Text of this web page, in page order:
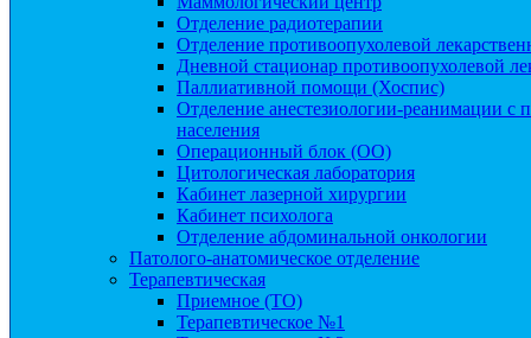
Отделение радиотерапии
Отделение противоопухолевой
Дневной стационар противоопухолевой
Паллиативной помощи (Хоспис)
Отделение анестезиологии-реанимации с
населения
Операционный блок (ОО)
Цитологическая лаборатория
Кабинет лазерной хирургии
Кабинет психолога
Отделение абдоминальной онкологии
Патолого-анатомическое отделение
Терапевтическая
Приемное (ТО)
Терапевтическое №1